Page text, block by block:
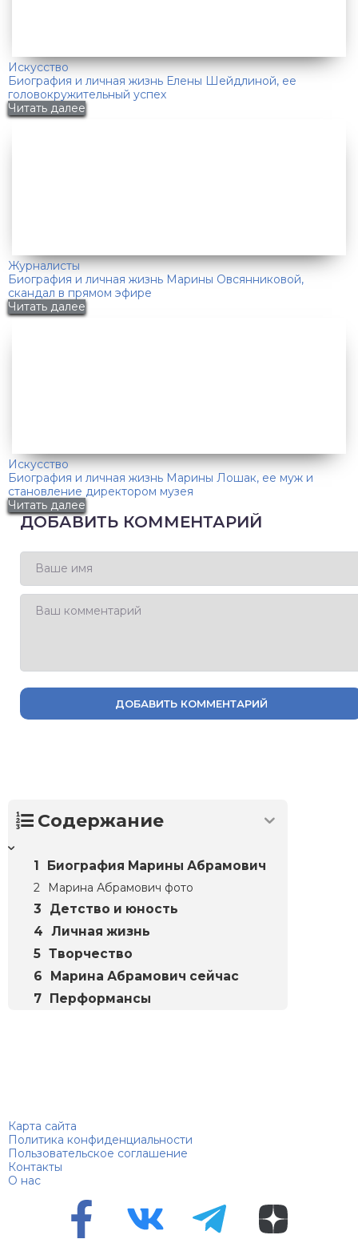
Искусство
Биография и личная жизнь Елены Шейдлиной, ее
головокружительный успех
Читать далее
Журналисты
Биография и личная жизнь Марины Овсянниковой,
скандал в прямом эфире
Читать далее
Искусство
Биография и личная жизнь Марины Лошак, ее муж и
становление директором музея
Читать далее
ДОБАВИТЬ КОММЕНТАРИЙ
ДОБАВИТЬ КОММЕНТАРИЙ
Содержание
Биография Марины Абрамович
Марина Абрамович фото
Детство и юность
Личная жизнь
Творчество
Марина Абрамович сейчас
Перформансы
Карта сайта
Политика конфиденциальности
Пользовательское соглашение
Контакты
О нас